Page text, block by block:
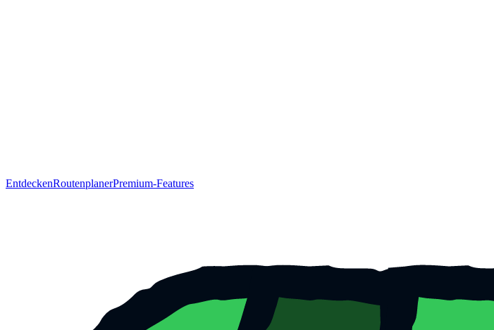
EntdeckenRoutenplanerPremium-Features